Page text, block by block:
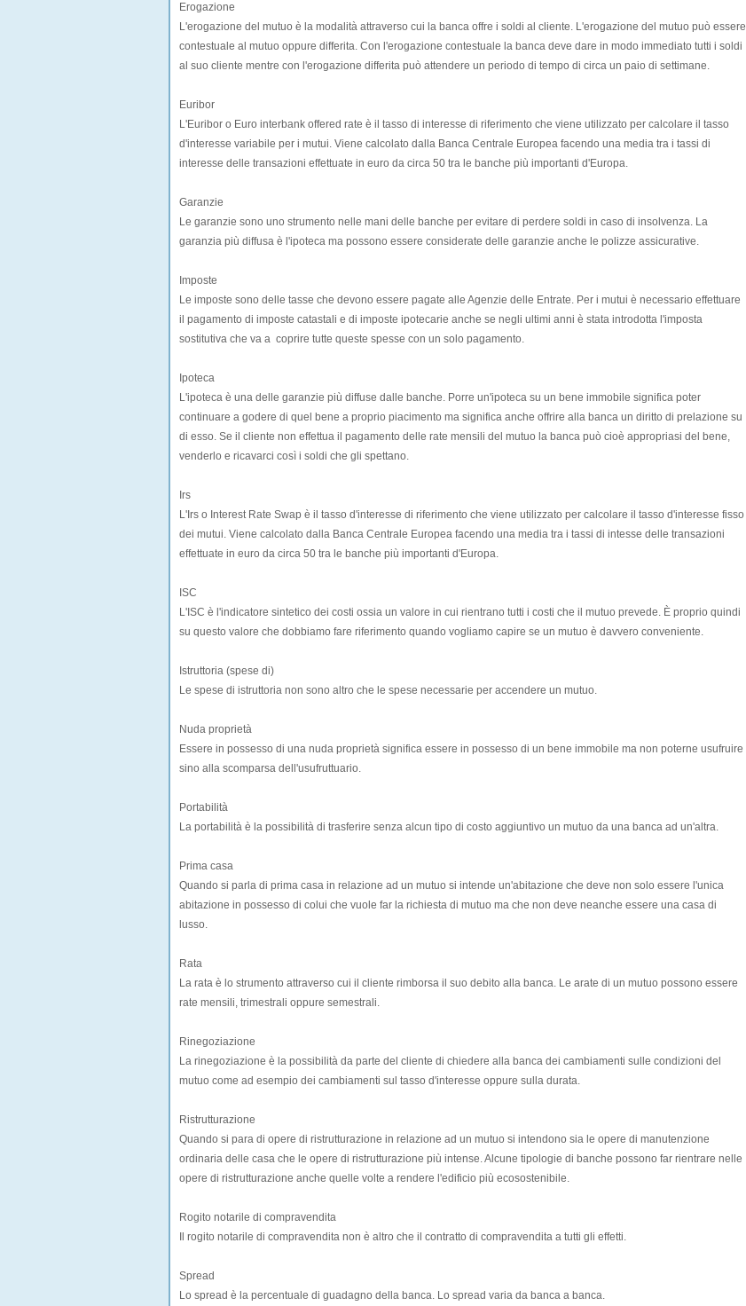
Erogazione
L'erogazione del mutuo è la modalità attraverso cui la banca offre i soldi al cliente. L'erogazione del mutuo può essere
contestuale al mutuo oppure differita. Con l'erogazione contestuale la banca deve dare in modo immediato tutti i soldi
al suo cliente mentre con l'erogazione differita può attendere un periodo di tempo di circa un paio di settimane.
Euribor
L'Euribor o Euro interbank offered rate è il tasso di interesse di riferimento che viene utilizzato per calcolare il tasso
d'interesse variabile per i mutui. Viene calcolato dalla Banca Centrale Europea facendo una media tra i tassi di
interesse delle transazioni effettuate in euro da circa 50 tra le banche più importanti d'Europa.
Garanzie
Le garanzie sono uno strumento nelle mani delle banche per evitare di perdere soldi in caso di insolvenza. La
garanzia più diffusa è l'ipoteca ma possono essere considerate delle garanzie anche le polizze assicurative.
Imposte
Le imposte sono delle tasse che devono essere pagate alle Agenzie delle Entrate. Per i mutui è necessario effettuare
il pagamento di imposte catastali e di imposte ipotecarie anche se negli ultimi anni è stata introdotta l'imposta
sostitutiva che va a coprire tutte queste spesse con un solo pagamento.
Ipoteca
L'ipoteca è una delle garanzie più diffuse dalle banche. Porre un'ipoteca su un bene immobile significa poter
continuare a godere di quel bene a proprio piacimento ma significa anche offrire alla banca un diritto di prelazione su
di esso. Se il cliente non effettua il pagamento delle rate mensili del mutuo la banca può cioè appropriasi del bene,
venderlo e ricavarci così i soldi che gli spettano.
Irs
L'Irs o Interest Rate Swap è il tasso d'interesse di riferimento che viene utilizzato per calcolare il tasso d'interesse fisso
dei mutui. Viene calcolato dalla Banca Centrale Europea facendo una media tra i tassi di intesse delle transazioni
effettuate in euro da circa 50 tra le banche più importanti d'Europa.
ISC
L'ISC è l'indicatore sintetico dei costi ossia un valore in cui rientrano tutti i costi che il mutuo prevede. È proprio quindi
su questo valore che dobbiamo fare riferimento quando vogliamo capire se un mutuo è davvero conveniente.
Istruttoria (spese di)
Le spese di istruttoria non sono altro che le spese necessarie per accendere un mutuo.
Nuda proprietà
Essere in possesso di una nuda proprietà significa essere in possesso di un bene immobile ma non poterne usufruire
sino alla scomparsa dell'usufruttuario.
Portabilità
La portabilità è la possibilità di trasferire senza alcun tipo di costo aggiuntivo un mutuo da una banca ad un'altra.
Prima casa
Quando si parla di prima casa in relazione ad un mutuo si intende un'abitazione che deve non solo essere l'unica
abitazione in possesso di colui che vuole far la richiesta di mutuo ma che non deve neanche essere una casa di
lusso.
Rata
La rata è lo strumento attraverso cui il cliente rimborsa il suo debito alla banca. Le arate di un mutuo possono essere
rate mensili, trimestrali oppure semestrali.
Rinegoziazione
La rinegoziazione è la possibilità da parte del cliente di chiedere alla banca dei cambiamenti sulle condizioni del
mutuo come ad esempio dei cambiamenti sul tasso d'interesse oppure sulla durata.
Ristrutturazione
Quando si para di opere di ristrutturazione in relazione ad un mutuo si intendono sia le opere di manutenzione
ordinaria delle casa che le opere di ristrutturazione più intense. Alcune tipologie di banche possono far rientrare nelle
opere di ristrutturazione anche quelle volte a rendere l'edificio più ecosostenibile.
Rogito notarile di compravendita
Il rogito notarile di compravendita non è altro che il contratto di compravendita a tutti gli effetti.
Spread
Lo spread è la percentuale di guadagno della banca. Lo spread varia da banca a banca.